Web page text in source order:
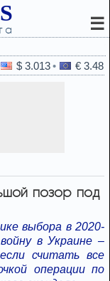
☰
$ 3.013 € 3.48
позор под
выбора в 2020-
в Украине –
считать все
операции по